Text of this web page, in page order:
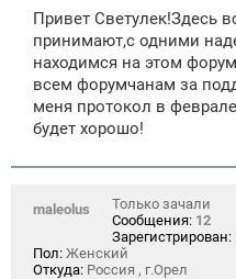
б
щ
е
н
и
Привет Светулек!Здесь
принимают,с одними
находимся на этом
всем форумчанам за
меня протокол в феврале
будет хорошо!
maleolus
Только зачали
Сообщения: 12
Зарегистрирован:
Пол: Женский
Откуда: Россия , г.Орел